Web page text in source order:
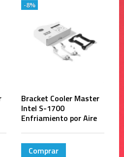
Bracket Cooler Master
Intel S-1700
Enfriamiento por Aire
Comprar
-8%